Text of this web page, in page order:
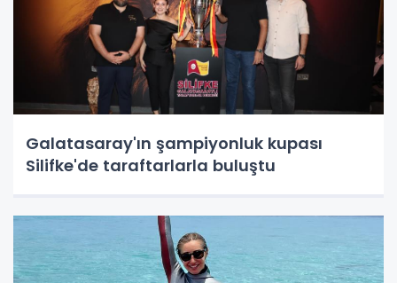
Galatasaray'ın şampiyonluk kupası
Silifke'de taraftarlarla buluştu